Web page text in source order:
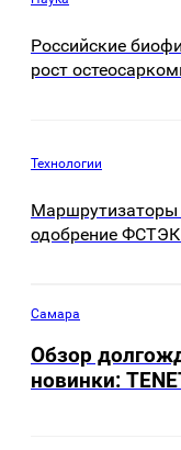
Российские
рост
Технологии
Маршрутизаторы
одобрение ФСТЭК
Самара
Обзор
новинки: